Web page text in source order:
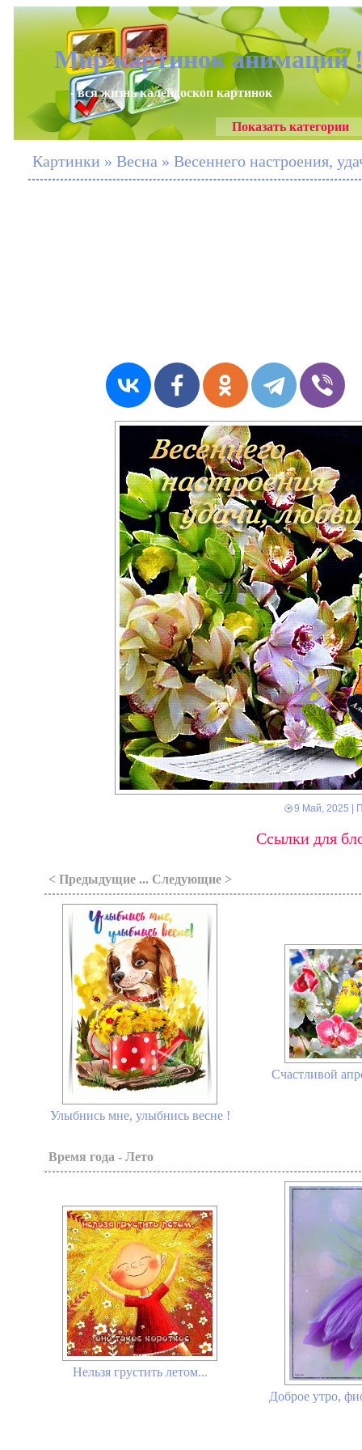
Мир картинок анимаций
- вся жизнь калейдоскоп картинок
Показать категории
Картинки » Весна » Весеннего настроения,
9 Май, 2025 |
Ссылки для
< Предыдущие ... Следующие >
Улыбнись мне, улыбнись весне !
Счастливой
Время года - Лето
Нельзя грустить летом...
Доброе утро,